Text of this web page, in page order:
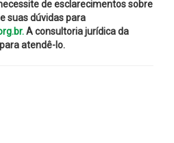
de esclarecimentos sobre
suas dúvidas para
A consultoria jurídica da
atendê-lo.